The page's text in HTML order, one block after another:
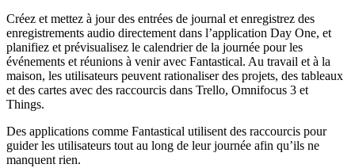
Créez et mettez à jour des entrées de journal et enregistrez des
enregistrements audio directement dans l’application Day One, et
planifiez et prévisualisez le calendrier de la journée pour les
événements et réunions à venir avec Fantastical. Au travail et à la
maison, les utilisateurs peuvent rationaliser des projets, des tableaux
et des cartes avec des raccourcis dans Trello, Omnifocus 3 et
Things.
Des applications comme Fantastical utilisent des raccourcis pour
guider les utilisateurs tout au long de leur journée afin qu’ils ne
manquent rien.